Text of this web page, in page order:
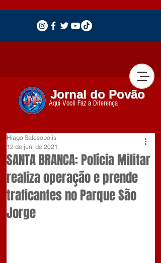
Jornal do Povão
Aqui Você Faz a Diferença
SANTA BRANCA: Polícia Militar
realiza operação e prende
traficantes no Parque São
Jorge
Hiago Salesópolis
12 de jun. de 2021